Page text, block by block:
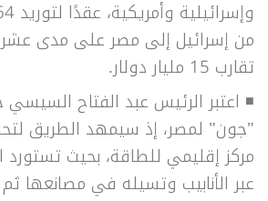
من إسرائيل إلى مصر على مدى
تقارب 15 مليار دولار.
◾ اعتبر الرئيس عبد الفتاح السيسي
"جون" لمصر، إذ سيمهد الطريق
مركز إقليمي للطاقة، بحيث تستورد
عبر الأنابيب وتسيله في مصانعها